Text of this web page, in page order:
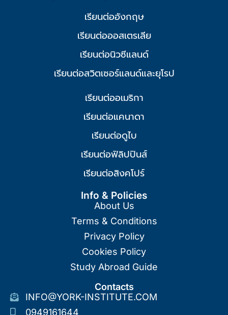
เรียนต่ออังกฤษ
เรียนต่อออสเตรเลีย
เรียนต่อนิวซีแลนด์
เรียนต่อสวิตเซอร์แลนด์และยุโรป
เรียนต่ออเมริกา
เรียนต่อแคนาดา
เรียนต่อดูไบ
เรียนต่อฟิลิปปินส์
เรียนต่อสิงคโปร์
Info & Policies
About Us
Terms & Conditions
Privacy Policy
Cookies Policy
Study Abroad Guide
Contacts
INFO@YORK-INSTITUTE.COM
0949161644